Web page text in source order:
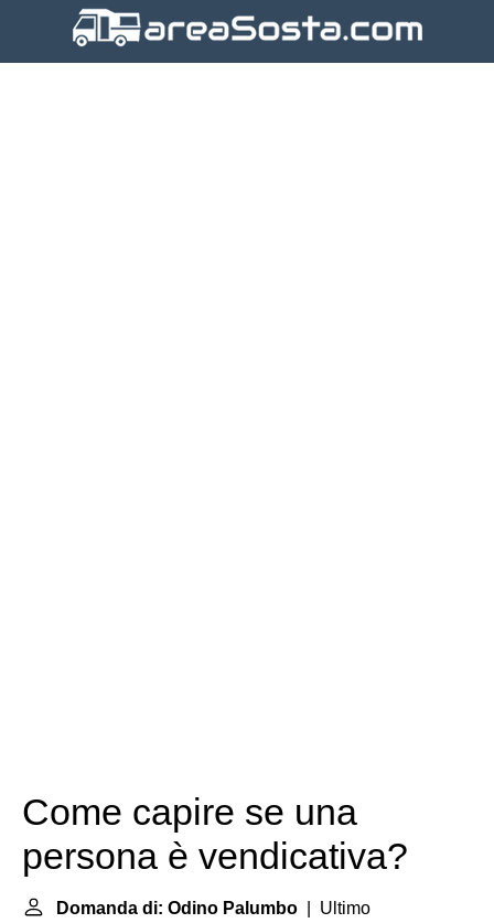
Come capire se una
persona è vendicativa?
Domanda di: Odino Palumbo | Ultimo